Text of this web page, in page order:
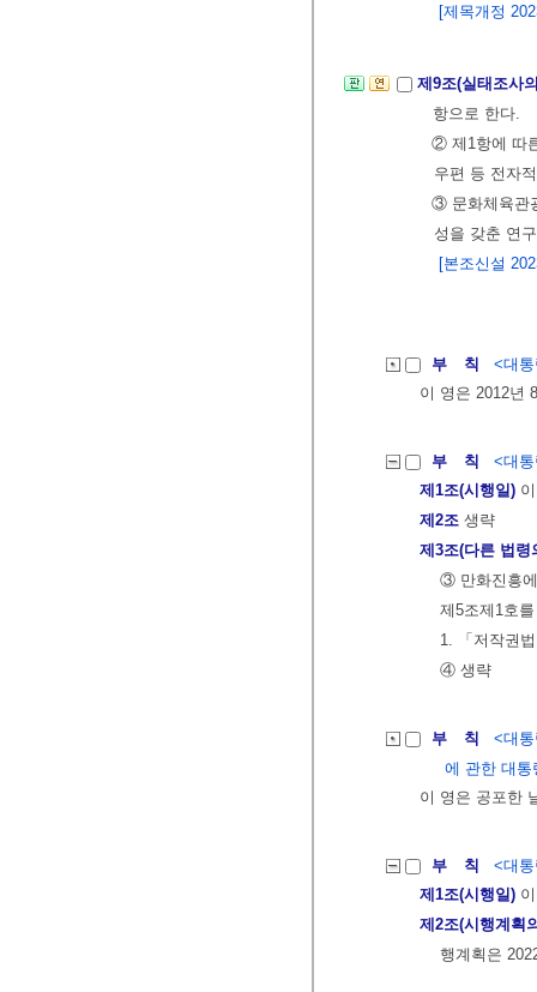
[제목개정
제9조(실태조사
항으로 한다.
② 제1항에 따
우편 등 전자
③ 문화체육관
성을 갖춘 연
[본조신설
부 칙
<대
이 영은 2012년
부 칙
<대
제1조(시행일)
제2조 생략
제3조(다른 법령
③ 만화진흥
제5조제1호
1. 「저작권
④ 생략
부 칙
<대
에 관한 대통
이 영은 공포한
부 칙
<대
제1조(시행일)
제2조(시행계획
행계획은